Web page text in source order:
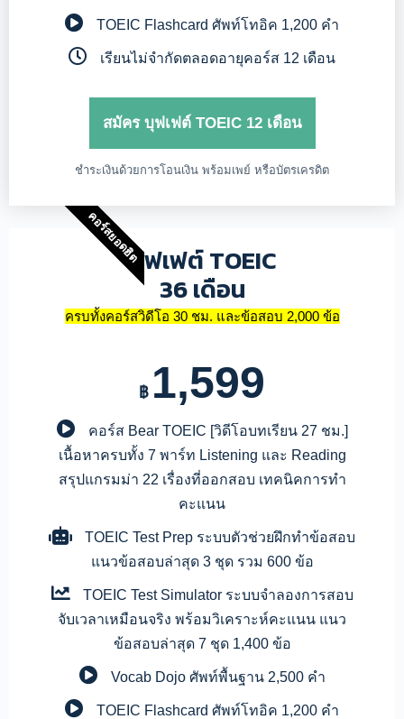
TOEIC Flashcard ศัพท์โทอิค 1,200 คำ
เรียนไม่จำกัดตลอดอายุคอร์ส 12 เดือน
สมัคร บุฟเฟต์ TOEIC 12 เดือน
ชำระเงินด้วยการโอนเงิน พร้อมเพย์ หรือบัตรเครดิต
คอร์สยอดฮิตบุฟเฟต์ TOEIC
36 เดือน
ครบทั้งคอร์สวิดีโอ 30 ชม. และข้อสอบ 2,000 ข้อ
฿ 1,599
คอร์ส Bear TOEIC [วิดีโอบทเรียน 27 ชม.]
เนื้อหาครบทั้ง 7 พาร์ท Listening และ Reading
สรุปแกรมม่า 22 เรื่องที่ออกสอบ เทคนิคการทำ
คะแนน
TOEIC Test Prep ระบบตัวช่วยฝึกทำข้อสอบ
แนวข้อสอบล่าสุด 3 ชุด รวม 600 ข้อ
TOEIC Test Simulatorระบบจำลองการสอบ
จับเวลาเหมือนจริง พร้อมวิเคราะห์คะแนน แนว
ข้อสอบล่าสุด 7 ชุด 1,400 ข้อ
Vocab Dojoศัพท์พื้นฐาน 2,500 คำ
TOEIC Flashcard ศัพท์โทอิค 1,200 คำ